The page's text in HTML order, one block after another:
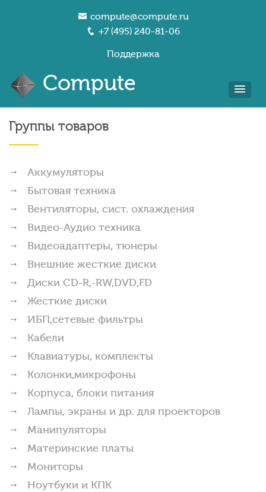
compute@compute.ru
+7 (495) 240-81-06
Поддержка
Compute
Группы товаров
Аккумуляторы
Бытовая техника
Вентиляторы, сист. охлаждения
Видео-Аудио техника
Видеоадаптеры, тюнеры
Внешние жесткие диски
Диски CD-R,-RW,DVD,FD
Жесткие диски
ИБП,сетевые фильтры
Кабели
Клавиатуры, комплекты
Колонки,микрофоны
Корпуса, блоки питания
Лампы, экраны и др. для проекторов
Манипуляторы
Материнские платы
Мониторы
Ноутбуки и КПК